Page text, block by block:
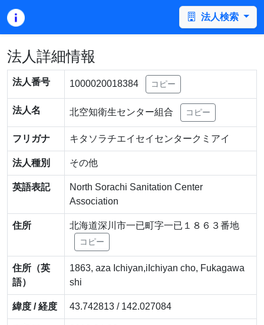
法人検索
法人詳細情報
法人番号 1000020018384 コピー
法人名 北空知衛生センター組合 コピー
フリガナ キタソラチエイセイセンタークミアイ
法人種別 その他
英語表記
North Sorachi Sanitation Center
Association
住所 北海道深川市一已町字一已１８６３番地
コピー
住所（英
語）
1863, aza Ichiyan,iIchiyan cho, Fukagawa
shi
緯度 / 経度 43.742813 / 142.027084